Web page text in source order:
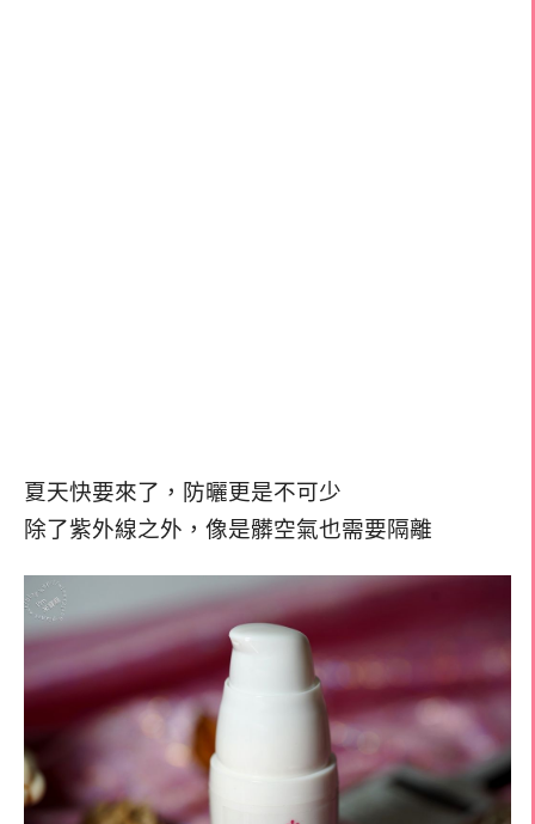
夏天快要來了，防曬更是不可少
除了紫外線之外，像是髒空氣也需要隔離